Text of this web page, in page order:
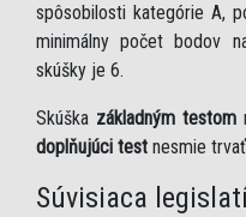
spôsobilosti kategórie A,
minimálny počet bodov
skúšky je 6.
Skúška základným testom
doplňujúci test nesmie
Súvisiaca